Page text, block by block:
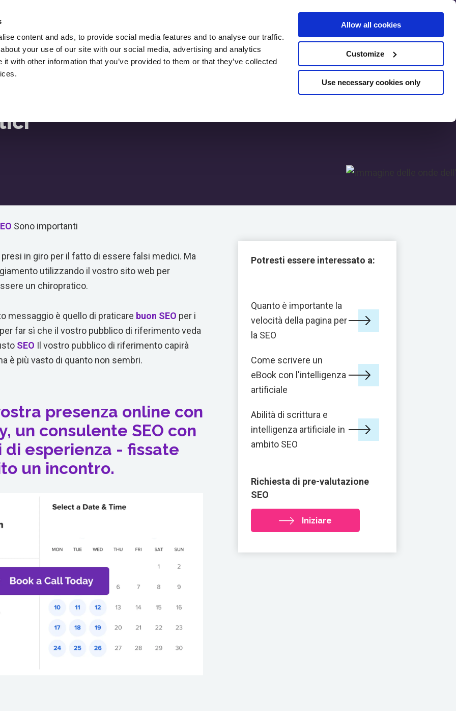
content and ads, to provide social media features and to analyse our traffic.
your use of our site with our social media, advertising and analytics
with other information that you’ve provided to them or that they’ve collected
Allow all cookies
Customize
Use necessary cookies only
Download Blog SEO Risorse Recensioni Pre-valutazione SEO
Sono importanti
in giro per il fatto di essere falsi medici. Ma
utilizzando il vostro sito web per
un chiropratico.
messaggio è quello di praticare buon SEO per i
far sì che il vostro pubblico di riferimento veda
SEO Il vostro pubblico di riferimento capirà
è più vasto di quanto non sembri.
presenza online con
un consulente SEO con
di esperienza - fissate
un incontro.
Potresti essere interessato a:
Quanto è importante la
velocità della pagina per
la SEO
Come scrivere un
eBook con l'intelligenza
artificiale
Abilità di scrittura e
intelligenza artificiale in
ambito SEO
Richiesta di pre-valutazione
SEO
Iniziare